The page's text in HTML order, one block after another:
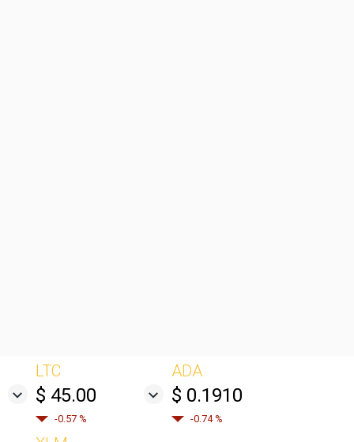
LTC
$ 45.00
-0.57 %
ADA
$ 0.1910
-0.74 %